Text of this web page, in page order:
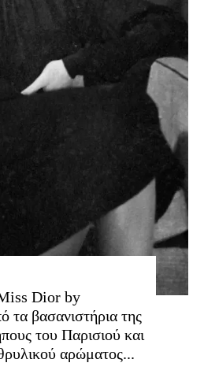
Dior by
βασανιστήρια της
του Παρισιού και
αρώματος...